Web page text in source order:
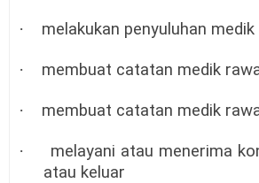
· melakukan penyuluhan medik
· membuat catatan medik
· membuat catatan medik
·
melayani atau menerima
atau keluar